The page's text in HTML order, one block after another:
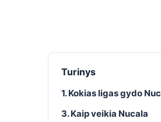
Turinys
1. Kokias ligas gydo
3. Kaip veikia Nucala